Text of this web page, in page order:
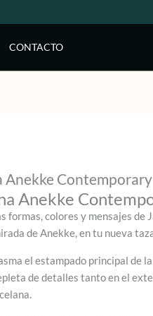
CONTACTO
Anekke Contemporary
Anekke
formas, colores y mensajes de
de Anekke, en tu nueva
el estampado principal de
de detalles tanto en el